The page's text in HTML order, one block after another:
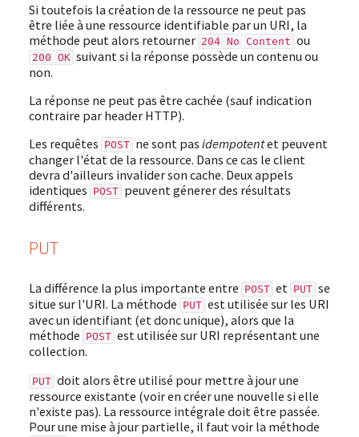
Si toutefois la création de la ressource ne peut pas
être liée à une ressource identifiable par un URI, la
méthode peut alors retourner 204 No Content ou
200 OK suivant si la réponse possède un contenu ou
non.
La réponse ne peut pas être cachée (sauf indication
contraire par header HTTP).
Les requêtes POST ne sont pas idempotentet peuvent
changer l'état de la ressource. Dans ce cas le client
devra d'ailleurs invalider son cache. Deux appels
identiques POST peuvent génerer des résultats
différents.
PUT
La différence la plus importante entre POST et PUT se
situe sur l'URI. La méthode PUT est utilisée sur les URI
avec un identifiant (et donc unique), alors que la
méthode POST est utilisée sur URI représentant une
collection.
PUT doit alors être utilisé pour mettre à jour une
ressource existante (voir en créer une nouvelle si elle
n'existe pas). La ressource intégrale doit être passée.
Pour une mise à jour partielle, il faut voir la méthode